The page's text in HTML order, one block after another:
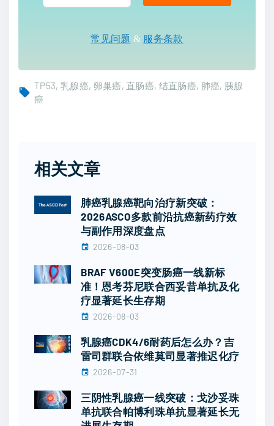
常见问题 & 服务条款
TP53 乳腺癌 卵巢癌 直肠癌 结直肠癌 肺癌 胰腺
癌
相关文章
肺癌乳腺癌靶向治疗新突破：
2026ASCO多款前沿抗癌新药疗效
与副作用深度盘点
2026-08-03
BRAF V600E突变肠癌一线新标
准！恩考芬尼联合西妥昔单抗及化
疗显著延长生存期
2026-08-03
乳腺癌CDK4/6耐药后怎么办？吉
雷司群联合依维莫司显著推迟化疗
2026-07-31
三阴性乳腺癌一线突破：戈沙妥珠
单抗联合帕博利珠单抗显著延长无